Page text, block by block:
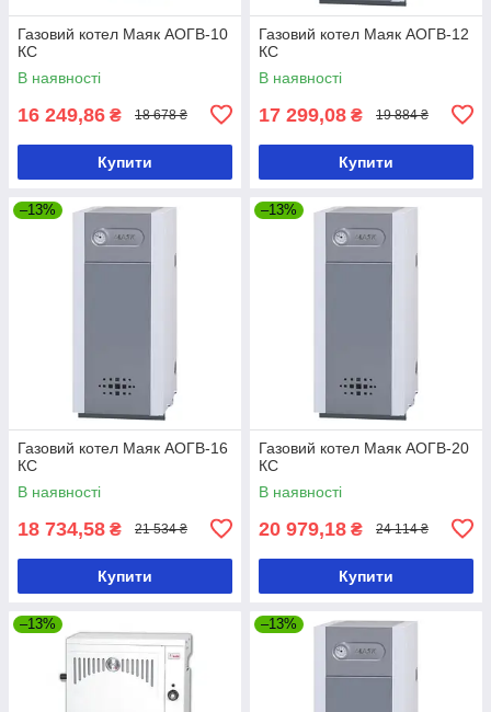
Газовий котел Маяк АОГВ-10
КС
В наявності
16 249,86 ₴ 18 678 ₴
Купити
Газовий котел Маяк АОГВ-12
КС
В наявності
17 299,08 ₴ 19 884 ₴
Купити
–13%
Газовий котел Маяк АОГВ-16
КС
В наявності
18 734,58 ₴ 21 534 ₴
Купити
–13%
Газовий котел Маяк АОГВ-20
КС
В наявності
20 979,18 ₴ 24 114 ₴
Купити
–13% –13%